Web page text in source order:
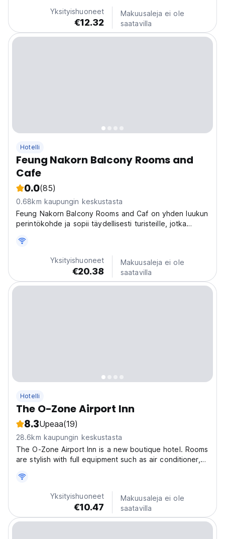
amenities at an affordable price. Queen Size Memory
Yksityishuoneet
€12.32
Makuusaleja ei ole
saatavilla
Hotelli
Feung Nakorn Balcony Rooms and
Cafe
0.0(85)
0.68km kaupungin keskustasta
Feung Nakorn Balcony Rooms and Caf on yhden luukun
perintökohde ja sopii täydellisesti turisteille, jotka
Yksityishuoneet
€20.38
Makuusaleja ei ole
saatavilla
Hotelli
The O-Zone Airport Inn
8.3Upeaa(19)
28.6km kaupungin keskustasta
The O-Zone Airport Inn is a new boutique hotel. Rooms
are stylish with full equipment such as air conditioner,
complimentary coffee, tea, 2 bottles drinking water.
Located in The O-Zone Lat Krabang, it's opposite...
Yksityishuoneet
€10.47
Makuusaleja ei ole
saatavilla